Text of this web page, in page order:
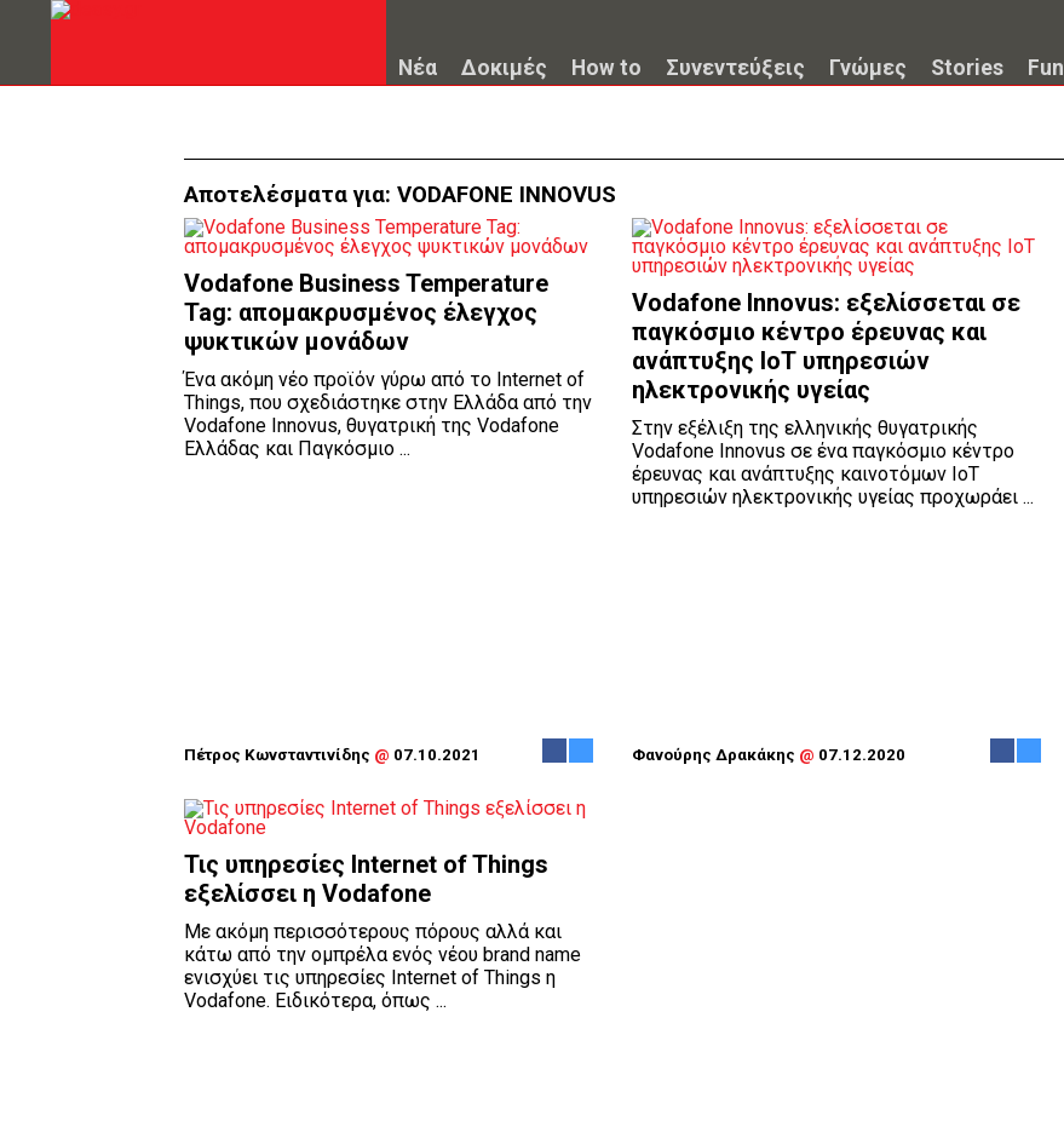
Νέα Δοκιμές How to Συνεντεύξεις Γνώμες Stories Fun
Αποτελέσματα για: VODAFONE INNOVUS
Vodafone Business Temperature
Tag: απομακρυσμένος έλεγχος
ψυκτικών μονάδων
Ένα ακόμη νέο προϊόν γύρω από το Internet of
Things, που σχεδιάστηκε στην Ελλάδα από την
Vodafone Innovus, θυγατρική της Vodafone
Ελλάδας και Παγκόσμιο ...
Πέτρος Κωνσταντινίδης @ 07.10.2021
Vodafone Innovus: εξελίσσεται σε
παγκόσμιο κέντρο έρευνας και
ανάπτυξης ΙοΤ υπηρεσιών
ηλεκτρονικής υγείας
Στην εξέλιξη της ελληνικής θυγατρικής
Vodafone Innovus σε ένα παγκόσμιο κέντρο
έρευνας και ανάπτυξης καινοτόμων IoT
υπηρεσιών ηλεκτρονικής υγείας προχωράει ...
Φανούρης Δρακάκης @ 07.12.2020
Τις υπηρεσίες Internet of Things
εξελίσσει η Vodafone
Με ακόμη περισσότερους πόρους αλλά και
κάτω από την ομπρέλα ενός νέου brand name
ενισχύει τις υπηρεσίες Internet of Things η
Vodafone. Ειδικότερα, όπως ...